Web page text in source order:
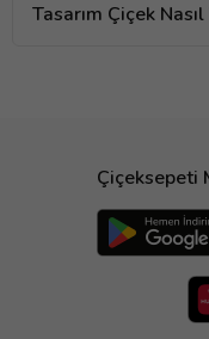
Tasarım Çiçek Nasıl
Çiçeksepeti